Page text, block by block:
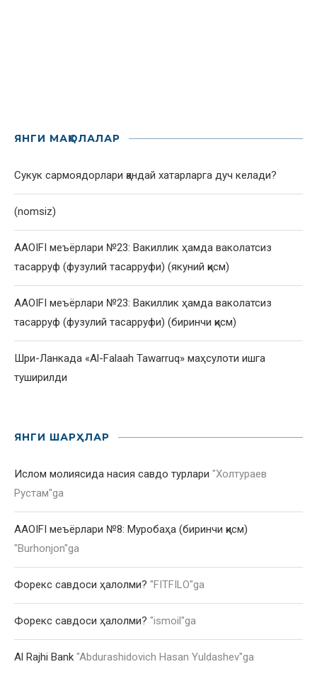
ЯНГИ МАҚОЛАЛАР
Сукук сармоядорлари қандай хатарларга дуч келади?
(nomsiz)
AAOIFI меъёрлари №23: Вакиллик ҳамда ваколатсиз
тасарруф (фузулий тасарруфи) (якуний қисм)
AAOIFI меъёрлари №23: Вакиллик ҳамда ваколатсиз
тасарруф (фузулий тасарруфи) (биринчи қисм)
Шри-Ланкада «Al-Falaah Tawarruq» маҳсулоти ишга
туширилди
ЯНГИ ШАРҲЛАР
Ислом молиясида насия савдо турлари "Холтураев
Рустам"ga
AAOIFI меъёрлари №8: Муробаҳа (биринчи қисм)
"Burhonjon"ga
Форекс савдоси ҳалолми? "FITFILO"ga
Форекс савдоси ҳалолми? "ismoil "ga
Al Rajhi Bank "Abdurashidovich Hasan Yuldashev"ga